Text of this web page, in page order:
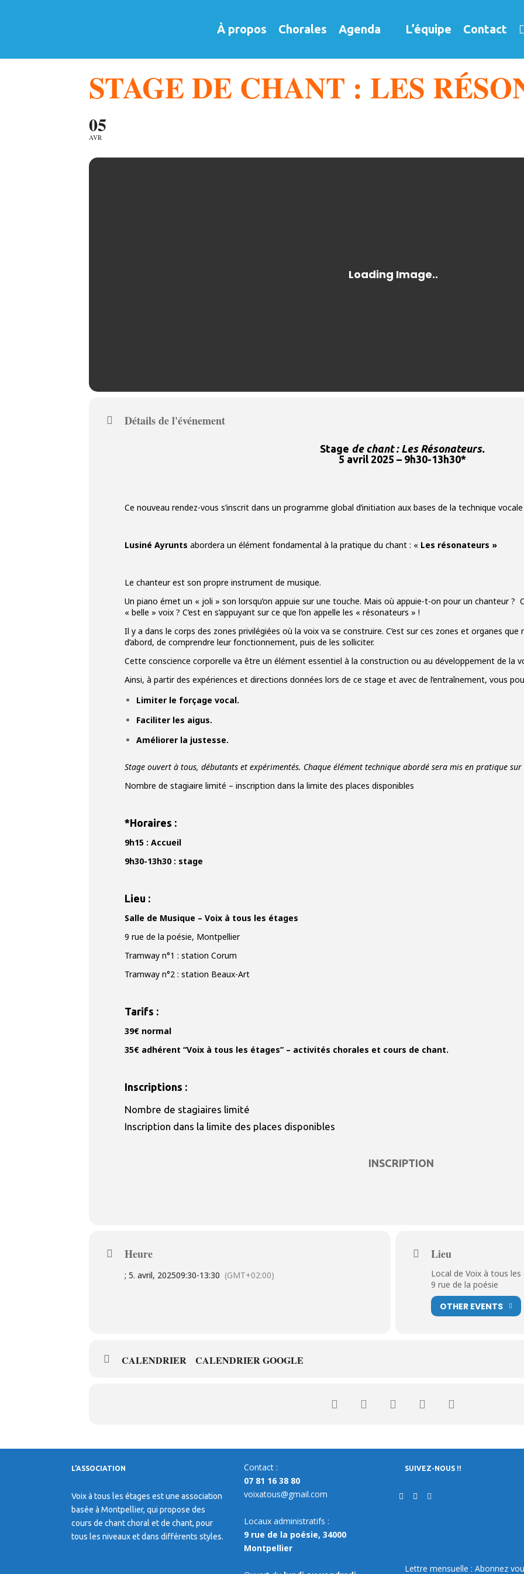
À propos Chorales Agenda L’équipe Contact
STAGE DE CHANT : LES
05
AVR
Détails de l'événement
Stage de chant : Les Résonateurs.
5 avril 2025 – 9h30-13h30*
Ce nouveau rendez-vous s’inscrit dans un programme global d’initiation aux bases de la technique
Lusiné Ayrunts abordera un élément fondamental à la pratique du chant : « Les résonateurs »
Le chanteur est son propre instrument de musique.
Un piano émet un « joli » son lorsqu’on appuie sur une touche. Mais où appuie-t-on pour un chanteur ?
« belle » voix ? C’est en s’appuyant sur ce que l’on appelle les « résonateurs » !
Il y a dans le corps des zones privilégiées où la voix va se construire. C’est sur ces zones et organes
d’abord, de comprendre leur fonctionnement, puis de les solliciter.
Cette conscience corporelle va être un élément essentiel à la construction ou au développement de la
Ainsi, à partir des expériences et directions données lors de ce stage et avec de l’entraînement, vous
Limiter le forçage vocal.
Faciliter les aigus.
Améliorer la justesse.
Stage ouvert à tous, débutants et expérimentés. Chaque élément technique abordé sera mis en pratique sur
Nombre de stagiaire limité – inscription dans la limite des places disponibles
*Horaires :
9h15 : Accueil
9h30-13h30 : stage
Lieu :
Salle de Musique – Voix à tous les étages
9 rue de la poésie, Montpellier
Tramway n°1 : station Corum
Tramway n°2 : station Beaux-Art
Tarifs :
39€ normal
35€ adhérent “Voix à tous les étages” – activités chorales et cours de chant.
Inscriptions :
Nombre de stagiaires limité
Inscription dans la limite des places disponibles
INSCRIPTION
Heure
; 5. avril, 202509:30-13:30 (GMT+02:00)
Lieu
Local de Voix à tous
9 rue de la poésie
OTHER EVENTS
CALENDRIER CALENDRIER GOOGLE
L’ASSOCIATION
Voix à tous les étages est une association
basée à Montpellier, qui propose des
cours de chant choral et de chant, pour
tous les niveaux et dans différents styles.
Contact :
07 81 16 38 80
voixatous@gmail.com
Locaux administratifs :
9 rue de la poésie, 34000
Montpellier
SUIVEZ-NOUS !!
Lettre mensuelle : Abonnez